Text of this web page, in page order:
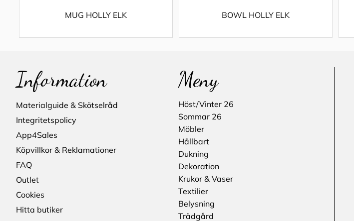
MUG HOLLY ELK BOWL HOLLY ELK
Information
Materialguide & Skötselråd
Integritetspolicy
App4Sales
Köpvillkor & Reklamationer
FAQ
Outlet
Cookies
Hitta butiker
Meny
Höst/Vinter 26
Sommar 26
Möbler
Hållbart
Dukning
Dekoration
Krukor & Vaser
Textilier
Belysning
Trädgård